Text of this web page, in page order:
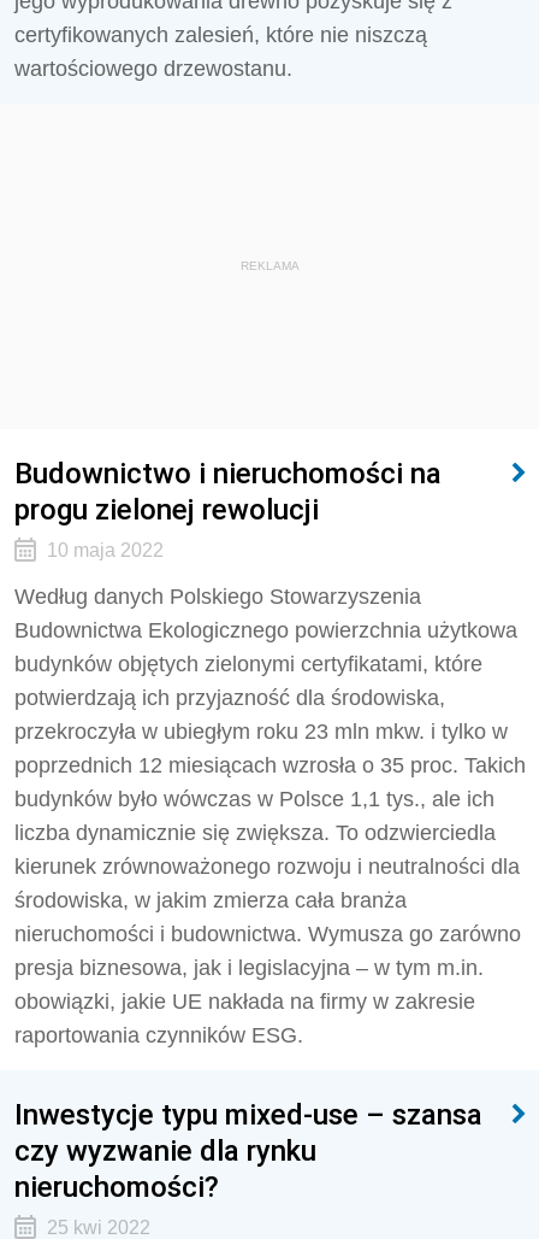
certyfikowanych zalesień, które nie niszczą
wartościowego drzewostanu.
REKLAMA
Budownictwo i nieruchomości na
progu zielonej rewolucji
10 maja 2022
Według danych Polskiego Stowarzyszenia
Budownictwa Ekologicznego powierzchnia użytkowa
budynków objętych zielonymi certyfikatami, które
potwierdzają ich przyjazność dla środowiska,
przekroczyła w ubiegłym roku 23 mln mkw. i tylko w
poprzednich 12 miesiącach wzrosła o 35 proc. Takich
budynków było wówczas w Polsce 1,1 tys., ale ich
liczba dynamicznie się zwiększa. To odzwierciedla
kierunek zrównoważonego rozwoju i neutralności dla
środowiska, w jakim zmierza cała branża
nieruchomości i budownictwa. Wymusza go zarówno
presja biznesowa, jak i legislacyjna – w tym m.in.
obowiązki, jakie UE nakłada na firmy w zakresie
raportowania czynników ESG.
Inwestycje typu mixed-use – szansa
czy wyzwanie dla rynku
nieruchomości?
25 kwi 2022